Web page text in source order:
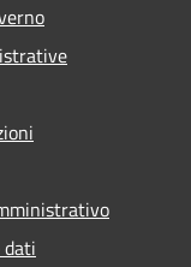
dati